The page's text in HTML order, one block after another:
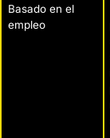
Basado en el
empleo